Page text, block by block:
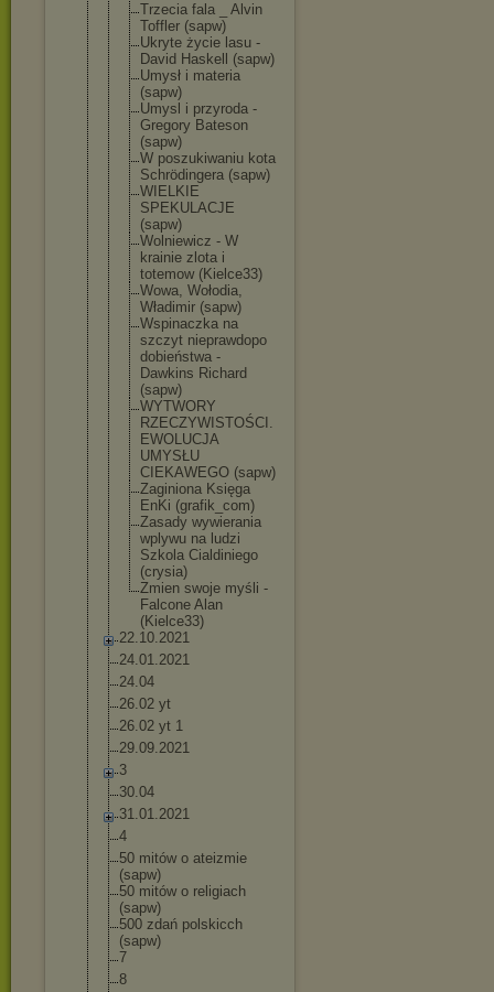
Trzecia fala _ Alvin
Toffler (sapw)
Ukryte życie lasu -
David Haskell (sapw)
Umysł i materia
(sapw)
Umysl i przyroda -
Gregory Bateson
(sapw)
W poszukiwaniu kota
Schrödingera (sapw)
WIELKIE
SPEKULACJE
(sapw)
Wolniewicz - W
krainie zlota i
totemow (Kielce33)
Wowa, Wołodia,
Władimir (sapw)
Wspinaczka na
szczyt nieprawdopo
dobieństwa -
Dawkins Richard
(sapw)
WYTWORY
RZECZYWISTOŚCI.
EWOLUCJA
UMYSŁU
CIEKAWEGO (sapw)
Zaginiona Księga
EnKi (grafik_com)
Zasady wywierania
wplywu na ludzi
Szkola Cialdiniego
(crysia)
Zmien swoje myśli -
Falcone Alan
(Kielce33)
22.10.2021
24.01.2021
24.04
26.02 yt
26.02 yt 1
29.09.2021
3
30.04
31.01.2021
4
50 mitów o ateizmie
(sapw)
50 mitów o religiach
(sapw)
500 zdań polskicch
(sapw)
7
8